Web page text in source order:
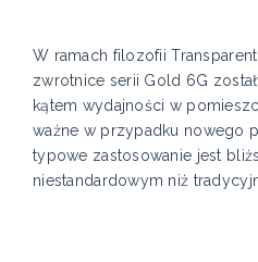
W ramach filozofii
zwrotnice serii Gold 6G
kątem wydajności w
ważne w przypadku nowego
typowe zastosowanie jest
niestandardowym niż